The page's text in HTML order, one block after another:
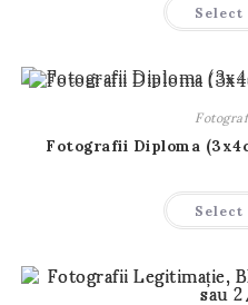
Fotografii Diploma